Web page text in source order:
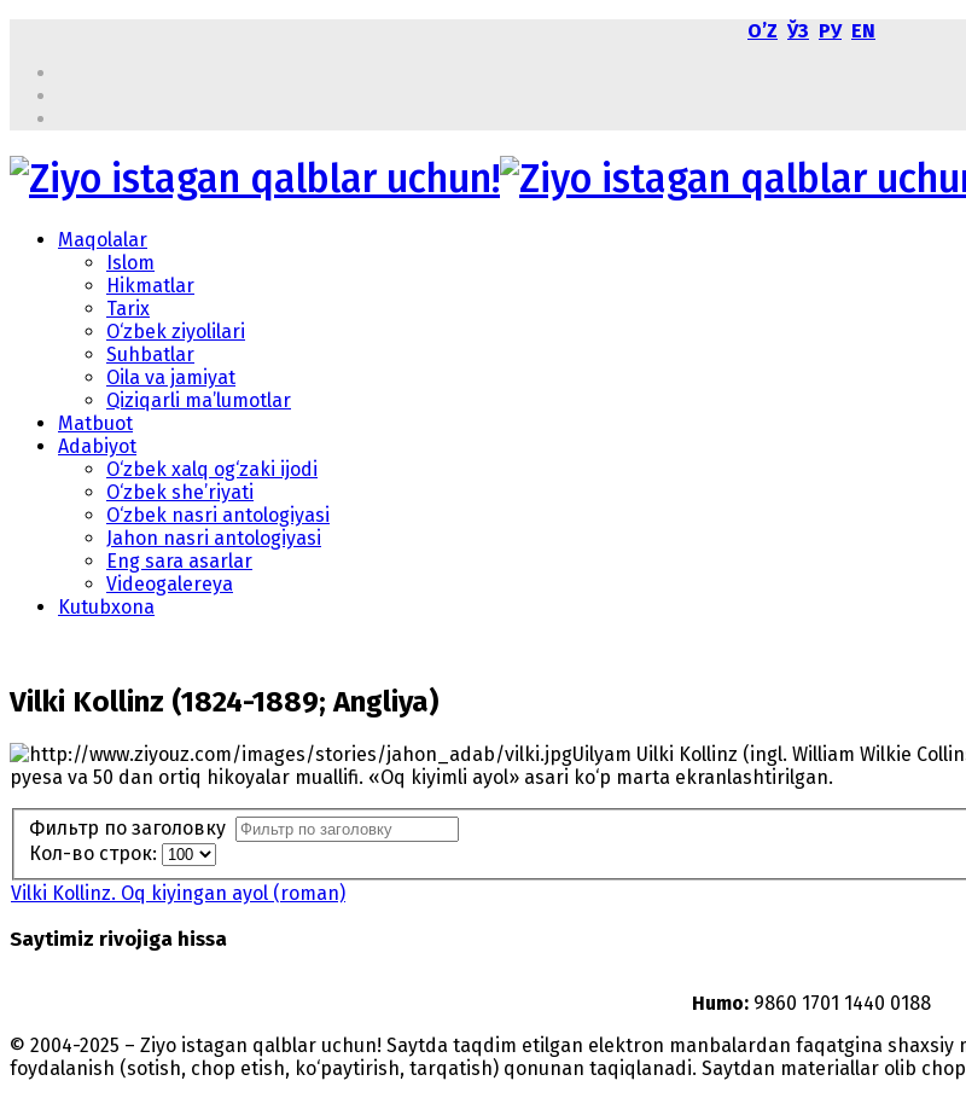
OʼZ ЎЗ РУ EN
Maqolalar
Islom
Hikmatlar
Tarix
O‘zbek ziyolilari
Suhbatlar
Oila va jamiyat
Qiziqarli ma’lumotlar
Matbuot
Adabiyot
O‘zbek xalq og‘zaki ijodi
O‘zbek she’riyati
O‘zbek nasri antologiyasi
Jahon nasri antologiyasi
Eng sara asarlar
Videogalereya
Kutubxona
Vilki Kollinz (1824-1889; Angliya)
Uilyam Uilki Kollinz (ingl. William Wilkie
pyesa va 50 dan ortiq hikoyalar muallifi. «Oq kiyimli ayol» asari ko‘p marta ekranlashtirilgan.
Фильтр по заголовку
Кол-во строк:
Vilki Kollinz. Oq kiyingan ayol (roman)
Saytimiz rivojiga hissa
Humo: 9860 1701 1440 0188
© 2004-2025 – Ziyo istagan qalblar uchun! Saytda taqdim etilgan elektron manbalardan faqatgina
foydalanish (sotish, chop etish, ko‘paytirish, tarqatish) qonunan taqiqlanadi. Saytdan materiallar olib